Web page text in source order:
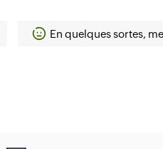
En quelques sortes,